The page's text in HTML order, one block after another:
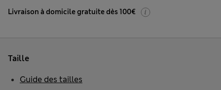
Livraison à domicile gratuite dès 100€
Taille
Guide des tailles